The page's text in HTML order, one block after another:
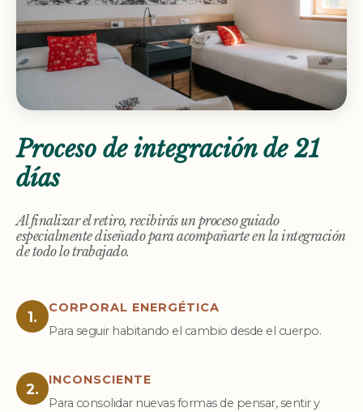
Proceso de integración de 21
días
Al finalizar el retiro, recibirás un proceso guiado
especialmente diseñado para acompañarte en la integración
de todo lo trabajado.
1.
CORPORAL ENERGÉTICA
Para seguir habitando el cambio desde el cuerpo.
2.
INCONSCIENTE
Para consolidar nuevas formas de pensar, sentir y